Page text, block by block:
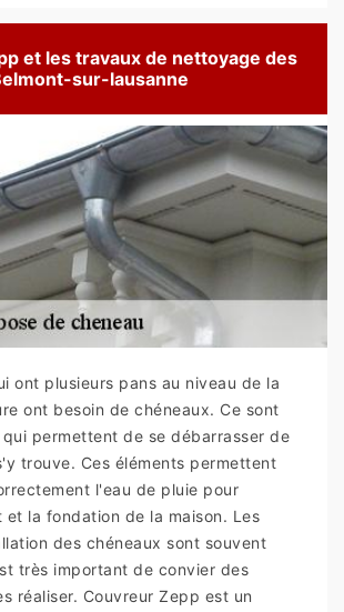
et les travaux de nettoyage des
sur-lausanne
ont plusieurs pans au niveau de la
ont besoin de chéneaux. Ce sont
permettent de se débarrasser de
trouve. Ces éléments permettent
l'eau de pluie pour
la fondation de la maison. Les
des chéneaux sont souvent
très important de convier des
réaliser. Couvreur Zepp est un